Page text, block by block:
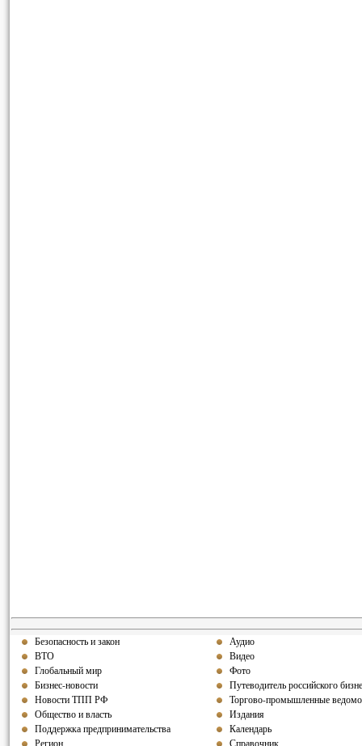
Безопасность и закон
ВТО
Глобальный мир
Бизнес-новости
Новости ТПП РФ
Общество и власть
Поддержка предпринимательства
Регион
Аудио
Видео
Фото
Путеводитель российского
Торгово-промышленные
Издания
Календарь
Справочник